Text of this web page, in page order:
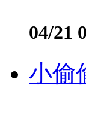
04/21
小偷